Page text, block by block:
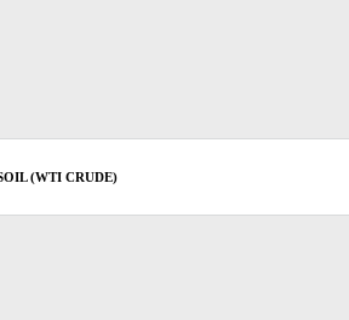
(WTI CRUDE)